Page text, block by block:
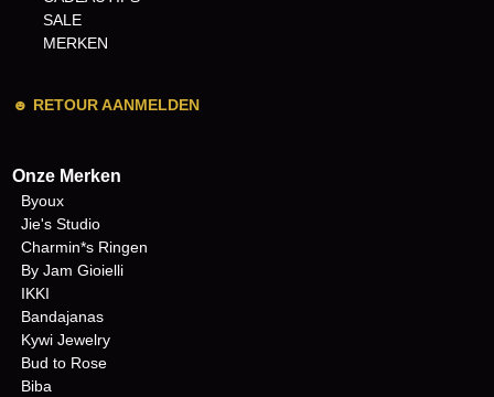
SALE
MERKEN
☻ RETOUR AANMELDEN
Onze Merken
Byoux
Jie's Studio
Charmin*s Ringen
By Jam Gioielli
IKKI
Bandajanas
Kywi Jewelry
Bud to Rose
Biba